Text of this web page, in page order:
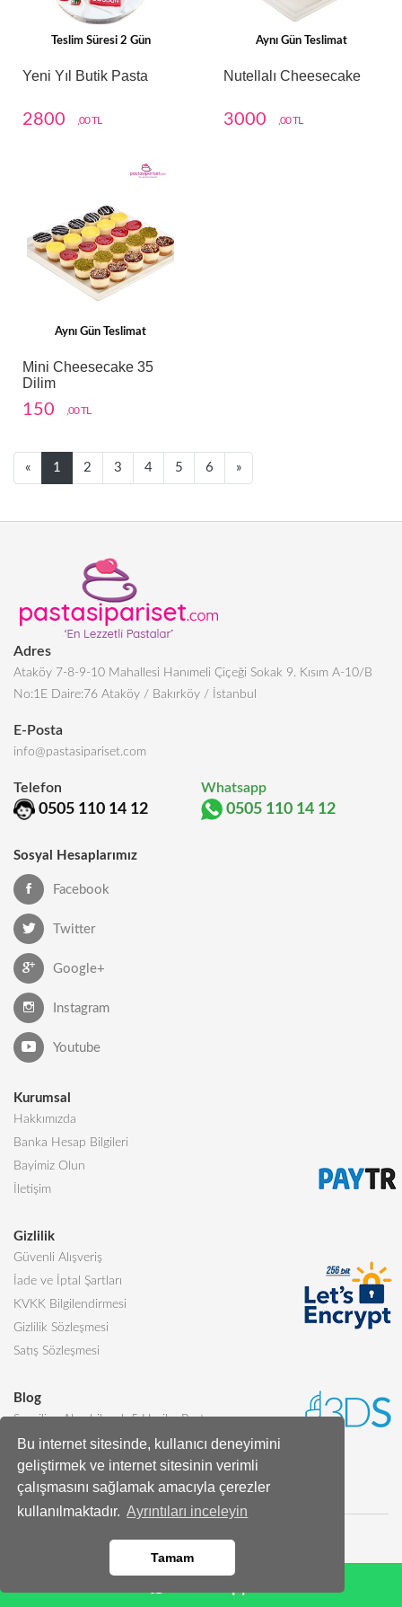
Bu internet sitesinde, kullanıcı deneyimini
geliştirmek ve internet sitesinin verimli
çalışmasını sağlamak amacıyla çerezler
kullanılmaktadır. Ayrıntıları inceleyin
Tamam
Teslim Süresi 2 Gün
Yeni Yıl Butik Pasta
2800 ,00 TL
Aynı Gün Teslimat
Nutellalı Cheesecake
3000 ,00 TL
Aynı Gün Teslimat
Mini Cheesecake 35
Dilim
150 ,00 TL
«Next1 2 3 4 5 6 »Next
Adres
Ataköy 7-8-9-10 Mahallesi Hanımeli Çiçeği Sokak 9. Kısım A-10/B
No:1E Daire:76 Ataköy / Bakırköy / İstanbul
E-Posta
info@pastasipariset.com
Telefon
0505 110 14 12
Whatsapp
0505 110 14 12
Sosyal Hesaplarımız
Facebook
Twitter
Google+
Instagram
Youtube
Kurumsal
Hakkımızda
Banka Hesap Bilgileri
Bayimiz Olun
İletişim
Gizlilik
Güvenli Alışveriş
İade ve İptal Şartları
KVKK Bilgilendirmesi
Gizlilik Sözleşmesi
Satış Sözleşmesi
Blog
Sevgiliye Alınabilecek 5 Harika Pasta
Butik Pasta Nedir?
Tüm Blog Yazıları